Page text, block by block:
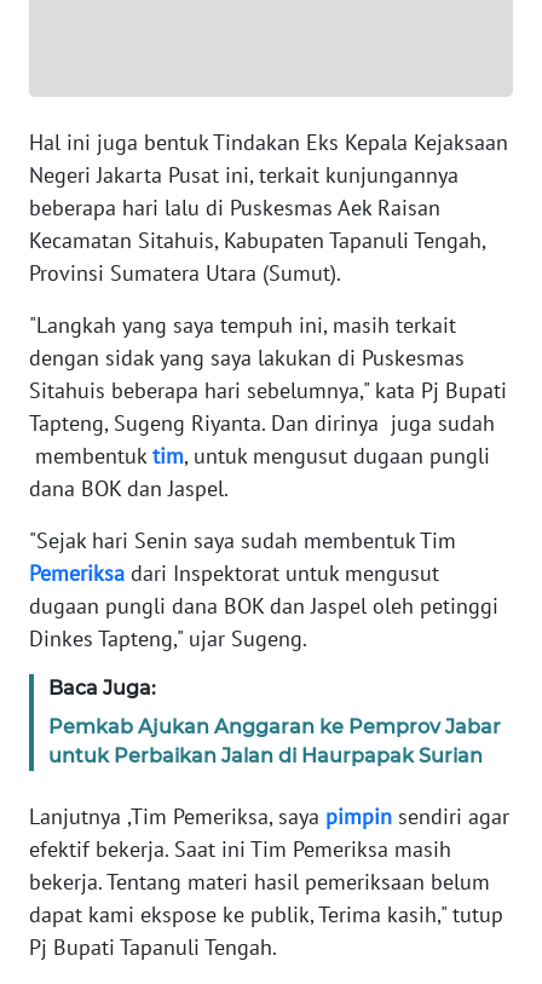
Hal ini juga bentuk Tindakan Eks Kepala Kejaksaan
Negeri Jakarta Pusat ini, terkait kunjungannya
beberapa hari lalu di Puskesmas Aek Raisan
Kecamatan Sitahuis, Kabupaten Tapanuli Tengah,
Provinsi Sumatera Utara (Sumut).
"Langkah yang saya tempuh ini, masih terkait
dengan sidak yang saya lakukan di Puskesmas
Sitahuis beberapa hari sebelumnya," kata Pj Bupati
Tapteng, Sugeng Riyanta. Dan dirinya juga sudah
membentuktim, untuk mengusut dugaan pungli
dana BOK dan Jaspel.
"Sejak hari Senin saya sudah membentuk Tim
Pemeriksa dari Inspektorat untuk mengusut
dugaan pungli dana BOK dan Jaspel oleh petinggi
Dinkes Tapteng," ujar Sugeng.
Baca Juga:
Pemkab Ajukan Anggaran ke Pemprov Jabar
untuk Perbaikan Jalan di Haurpapak Surian
Lanjutnya ,Tim Pemeriksa, saya pimpin sendiri agar
efektif bekerja. Saat ini Tim Pemeriksa masih
bekerja. Tentang materi hasil pemeriksaan belum
dapat kami ekspose ke publik, Terima kasih," tutup
Pj Bupati Tapanuli Tengah.
JAMBI
WN
SULTRA
NTB
WN
SULTENG
WN
WN
SUMBAR
WN
WN
WN
LAMPUNG